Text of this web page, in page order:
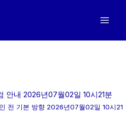
안내 2026년07월02일 10시21분
전 기본 방향 2026년07월02일 10시21